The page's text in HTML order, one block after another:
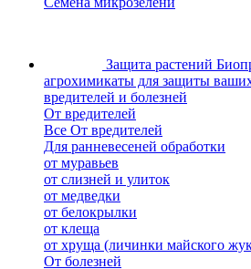
Защита растений
агрохимикаты для защиты
вредителей и болезней
От вредителей
Все От вредителей
Для ранневесеней обработки
от муравьев
от слизней и улиток
от медведки
от белокрылки
от клеща
от хруща (личинки майского
От болезней